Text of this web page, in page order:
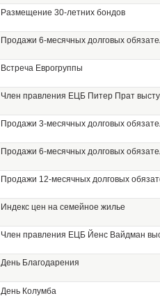
Размещение 30-летних бондов
Продажи 6-месячных долговых
Встреча Еврогруппы
Член правления ЕЦБ Питер Прат
Продажи 3-месячных долговых
Продажи 6-месячных долговых
Продажи 12-месячных долговых
Индекс цен на семейное жилье
Член правления ЕЦБ Йенс Вайдман
День Благодарения
День Колумба